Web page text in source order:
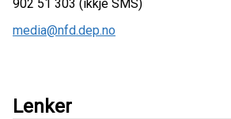
902 51 303 (ikkje SMS)
media@nfd.dep.no
Lenker